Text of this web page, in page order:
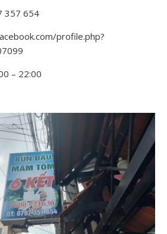
357 654
profile.php?
– 22:00